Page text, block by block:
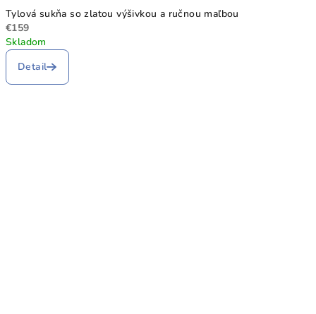
Tylová sukňa so zlatou výšivkou a ručnou maľbou
€159
Skladom
Detail